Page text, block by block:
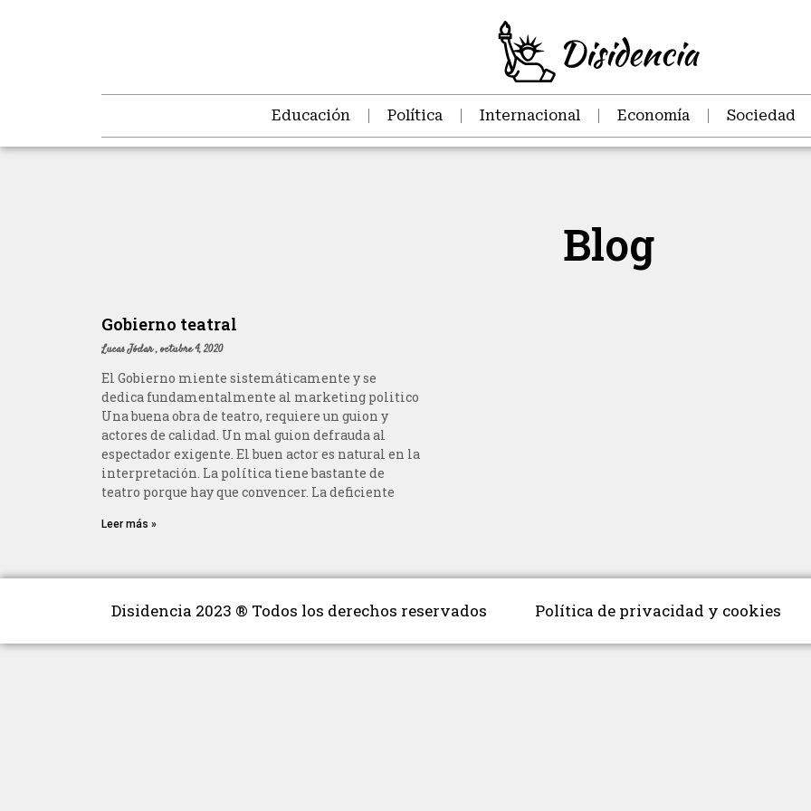
Educación Política Internacional Economía Sociedad
Blog
Gobierno teatral
Lucas Jódar octubre 4, 2020
El Gobierno miente sistemáticamente y se
dedica fundamentalmente al marketing politico
Una buena obra de teatro, requiere un guion y
actores de calidad. Un mal guion defrauda al
espectador exigente. El buen actor es natural en la
interpretación. La política tiene bastante de
teatro porque hay que convencer. La deficiente
Leer más »
Disidencia 2023 ® Todos los derechos reservados Política de privacidad y cookies